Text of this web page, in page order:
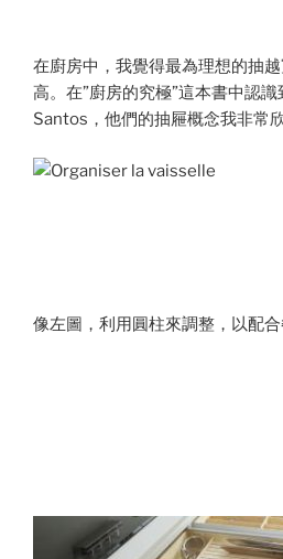
在廚房中，我覺得最為理想的抽
高。在”廚房的究極”這本書中認
Santos，他們的抽屜概念我非常欣
像左圖，利用圓柱來調整，以配合